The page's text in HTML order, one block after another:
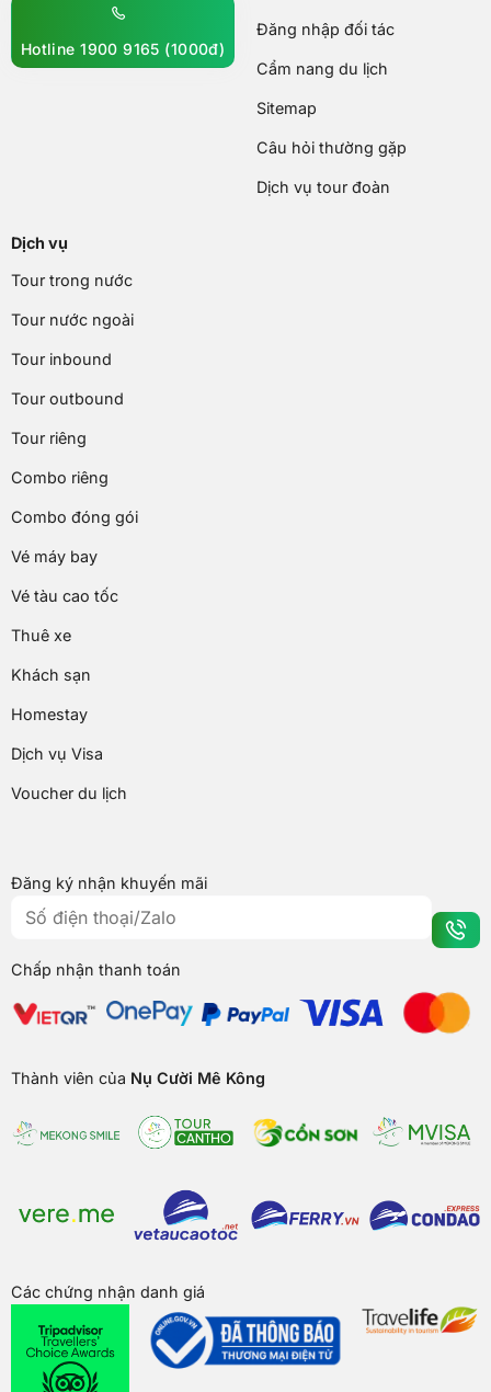
Hotline 1900 9165 (1000đ)
Đăng nhập đối tác
Cẩm nang du lịch
Sitemap
Câu hỏi thường gặp
Dịch vụ tour đoàn
Dịch vụ
Tour trong nước
Tour nước ngoài
Tour inbound
Tour outbound
Tour riêng
Combo riêng
Combo đóng gói
Vé máy bay
Vé tàu cao tốc
Thuê xe
Khách sạn
Homestay
Dịch vụ Visa
Voucher du lịch
Đăng ký nhận khuyến mãi
Chấp nhận thanh toán
Thành viên của Nụ Cười Mê Kông
Các chứng nhận danh giá